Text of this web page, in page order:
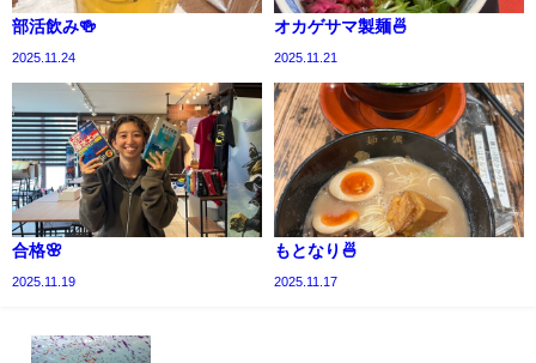
部活飲み🍻
2025.11.24
オカゲサマ製麺🍜
2025.11.21
合格🌸
2025.11.19
もとなり🍜
2025.11.17